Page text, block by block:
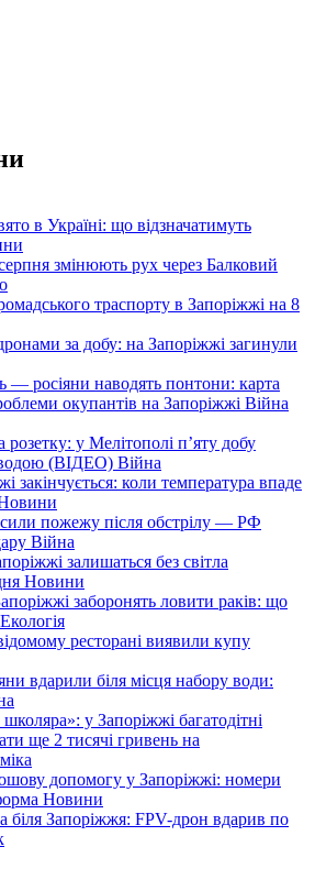
в Україні: що відзначатимуть
змінюють рух через Балковий
траспорту в Запоріжжі на 8
за добу: на Запоріжжі загинули
росіяни наводять понтони: карта
окупантів на Запоріжжі Війна
розетку: у Мелітополі п’яту добу
водою (ВІДЕО) Війна
закінчується: коли температура впаде
пожежу після обстрілу — РФ
Війна
залишаться без світла
Новини
заборонять ловити раків: що
Екологія
ресторані виявили купу
вдарили біля місця набору води:
у Запоріжжі багатодітні
ще 2 тисячі гривень на
допомогу у Запоріжжі: номери
Новини
біля Запоріжжя: FPV-дрон вдарив по